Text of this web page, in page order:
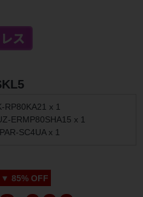
RP80KA21 x 1
ERMP80SHA15 x 1
SC4UA x 1
▼ 85% OFF